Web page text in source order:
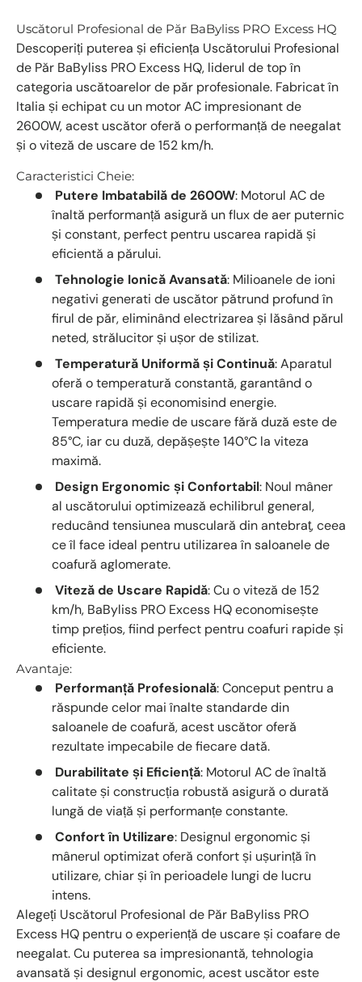
Uscătorul Profesional de Păr BaByliss PRO Excess HQ
Descoperiți puterea și eficiența Uscătorului Profesional
de Păr BaByliss PRO Excess HQ, liderul de top în
categoria uscătoarelor de păr profesionale. Fabricat în
Italia și echipat cu un motor AC impresionant de
2600W, acest uscător oferă o performanță de neegalat
și o viteză de uscare de 152 km/h.
Caracteristici Cheie:
Putere Imbatabilă de 2600W: Motorul AC de
înaltă performanță asigură un flux de aer puternic
și constant, perfect pentru uscarea rapidă și
eficientă a părului.
Tehnologie Ionică Avansată: Milioanele de ioni
negativi generati de uscător pătrund profund în
firul de păr, eliminând electrizarea și lăsând părul
neted, strălucitor și ușor de stilizat.
Temperatură Uniformă și Continuă: Aparatul
oferă o temperatură constantă, garantând o
uscare rapidă și economisind energie.
Temperatura medie de uscare fără duză este de
85°C, iar cu duză, depășește 140°C la viteza
maximă.
Design Ergonomic și Confortabil: Noul mâner
al uscătorului optimizează echilibrul general,
reducând tensiunea musculară din antebraț, ceea
ce îl face ideal pentru utilizarea în saloanele de
coafură aglomerate.
Viteză de Uscare Rapidă: Cu o viteză de 152
km/h, BaByliss PRO Excess HQ economisește
timp prețios, fiind perfect pentru coafuri rapide și
eficiente.
Avantaje:
Performanță Profesională: Conceput pentru a
răspunde celor mai înalte standarde din
saloanele de coafură, acest uscător oferă
rezultate impecabile de fiecare dată.
Durabilitate și Eficiență: Motorul AC de înaltă
calitate și construcția robustă asigură o durată
lungă de viață și performanțe constante.
Confort în Utilizare: Designul ergonomic și
mânerul optimizat oferă confort și ușurință în
utilizare, chiar și în perioadele lungi de lucru
intens.
Alegeți Uscătorul Profesional de Păr BaByliss PRO
Excess HQ pentru o experiență de uscare și coafare de
neegalat. Cu puterea sa impresionantă, tehnologia
avansată și designul ergonomic, acest uscător este